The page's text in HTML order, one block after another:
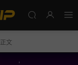
正文